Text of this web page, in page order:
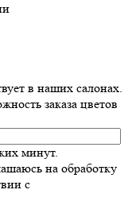
в наших салонах.
заказа цветов
минут.
на обработку
с